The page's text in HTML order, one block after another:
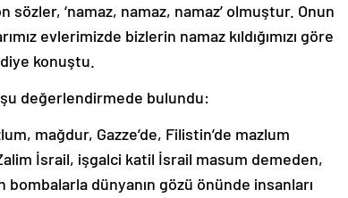
‘namaz, namaz, namaz’ olmuştur. Onun
evlerimizde bizlerin namaz kıldığımızı göre
konuştu.
değerlendirmede bulundu:
mağdur, Gazze’de, Filistin’de mazlum
İsrail, işgalci katil İsrail masum demeden,
dünyanın gözü önünde insanları